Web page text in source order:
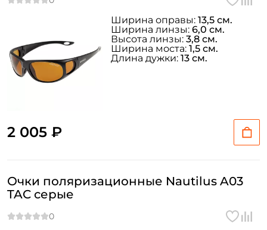
2 005 ₽
Ширина оправы: 13,5 см.
Ширина линзы: 6,0 см.
Высота линзы: 3,8 см.
Ширина моста: 1,5 см.
Длина дужки: 13 см.
Очки поляризационные Nautilus A03
TAC серые